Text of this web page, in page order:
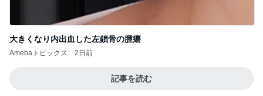
大きくなり内出血した左鎖骨の腫瘍
Amebaトピックス 2日前
記事を読む